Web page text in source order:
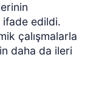
ifade edildi.
çalışmalarla
daha da ileri